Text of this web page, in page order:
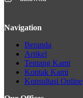
Navigation
Beranda
Artikel
Tentang Kami
Kontak Kami
Konsultasi Online